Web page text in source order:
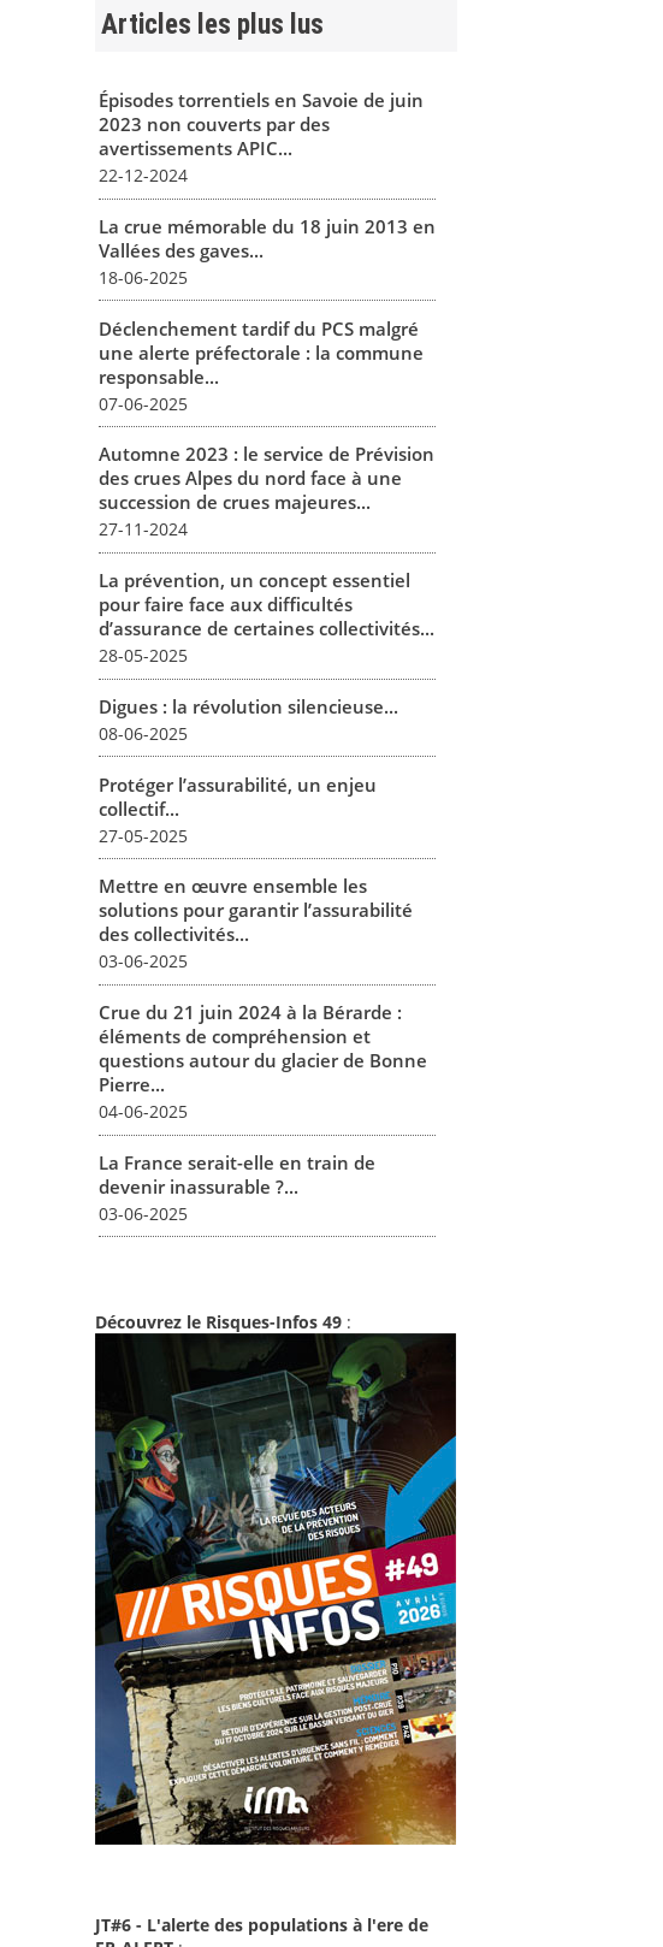
Articles les plus lus
Épisodes torrentiels en Savoie de juin
2023 non couverts par des
avertissements APIC...
22-12-2024
La crue mémorable du 18 juin 2013 en
Vallées des gaves...
18-06-2025
Déclenchement tardif du PCS malgré
une alerte préfectorale : la commune
responsable...
07-06-2025
Automne 2023 : le service de Prévision
des crues Alpes du nord face à une
succession de crues majeures...
27-11-2024
La prévention, un concept essentiel
pour faire face aux difficultés
d’assurance de certaines collectivités...
28-05-2025
Digues : la révolution silencieuse...
08-06-2025
Protéger l’assurabilité, un enjeu
collectif...
27-05-2025
Mettre en œuvre ensemble les
solutions pour garantir l’assurabilité
des collectivités...
03-06-2025
Crue du 21 juin 2024 à la Bérarde :
éléments de compréhension et
questions autour du glacier de Bonne
Pierre...
04-06-2025
La France serait-elle en train de
devenir inassurable ?...
03-06-2025
Découvrez le Risques-Infos 49 :
JT#6 - L'alerte des populations à l'ere de